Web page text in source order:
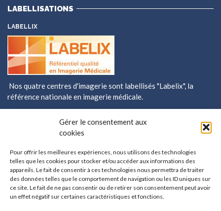
Gérer le consentement aux
cookies
Pour offrir les meilleures expériences, nous utilisons des technologies
telles que les cookies pour stocker et/ou accéder aux informations des
appareils. Le fait de consentir à ces technologies nous permettra de traiter
des données telles que le comportement de navigation ou les ID uniques sur
ce site. Le fait de ne pas consentir ou de retirer son consentement peut avoir
un effet négatif sur certaines caractéristiques et fonctions.
LABELLISATIONS
LABELLIX
Nos quatre centres d'imagerie sont labellisés "Labelix", la
référence nationale en imagerie médicale.
Donnez votre
prise en charge
dans les centres
X-ray Grésivaudan et participez à l'amélioration de la qualité
des soins.